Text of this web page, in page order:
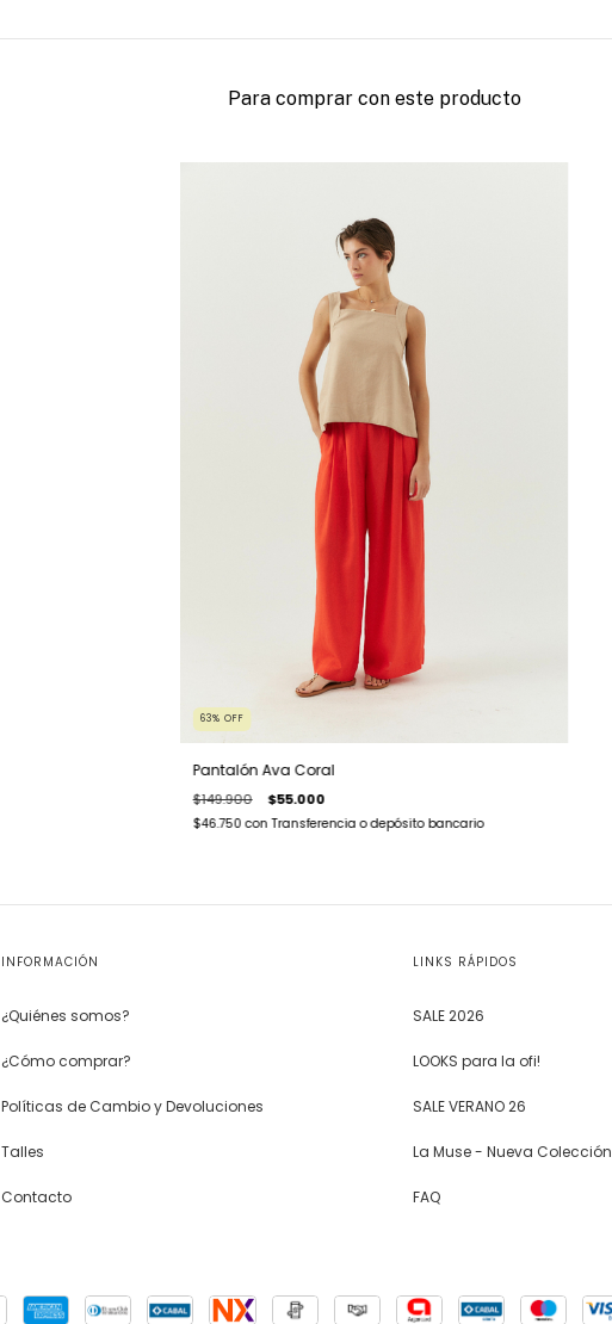
Para comprar con este producto
63% OFF
Pantalón Ava Coral
$149.900 $55.000
$46.750con Transferencia o depósito bancario
INFORMACIÓN
¿Quiénes somos?
¿Cómo comprar?
Políticas de Cambio y Devoluciones
Talles
Contacto
LINKS RÁPIDOS
SALE 2026
LOOKS para la ofi!
SALE VERANO 26
La Muse - Nueva Colección
FAQ